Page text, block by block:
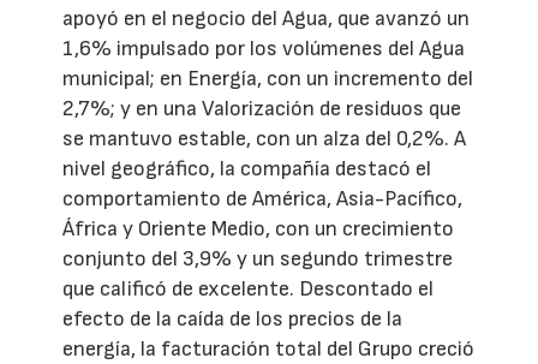
apoyó en el negocio del Agua, que avanzó un
1,6% impulsado por los volúmenes del Agua
municipal; en Energía, con un incremento del
2,7%; y en una Valorización de residuos que
se mantuvo estable, con un alza del 0,2%. A
nivel geográfico, la compañía destacó el
comportamiento de América, Asia-Pacífico,
África y Oriente Medio, con un crecimiento
conjunto del 3,9% y un segundo trimestre
que calificó de excelente. Descontado el
efecto de la caída de los precios de la
energía, la facturación total del Grupo creció